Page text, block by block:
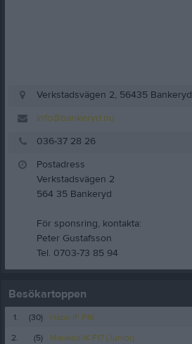
Verkstadsvägen 2, 56435 Bankeryd
info@bankeryd.nu
036-37 28 26
Postadress
Verkstadsvägen 2
564 35 Bankeryd
För sponsring, kontakta:
Peter Gustafsson
Tel. 0703-73 85 94
Besökartoppen
1. (30)
Habo IF P16
2.
(5)
Mariebo IK F17 (Junior)